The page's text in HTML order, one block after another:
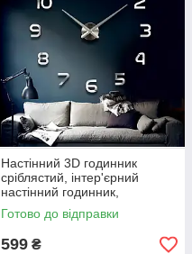
Настінний 3D годинник
сріблястий, інтер'єрний
настінний годинник,
Годинник, що клеїться на
стіну
Готово до відправки
599 ₴